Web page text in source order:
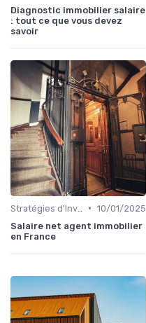
Diagnostic immobilier salaire
: tout ce que vous devez
savoir
• 10/01/2025
Salaire net agent immobilier
en France